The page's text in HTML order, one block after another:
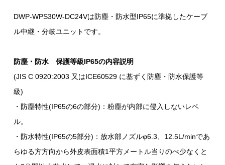
DWP-WPS30W-DC24Vは防塵・防水型IP65に準拠したケーブ
ル中継・分岐ユニットです。
防塵・防水 保護等級IP65の内容説明
(JIS C 0920:2003 又はICE60529 に基ずく防塵・防水保護等
級)
・防塵特性(IP65の6の部分)：粉塵が内部に侵入しないレベ
ル。
・防水特性(IP65の5部分)：放水部ノズルφ6.3、12.5L/minであ
らゆる方方向から外皮表面積1平方メートル当りのべ少なくと